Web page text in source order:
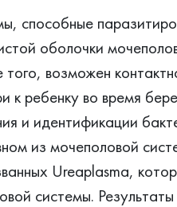
способные
оболочки
возможен
к ребенку во время
и идентификации
из мочеполовой
Ureaplasma,
системы.